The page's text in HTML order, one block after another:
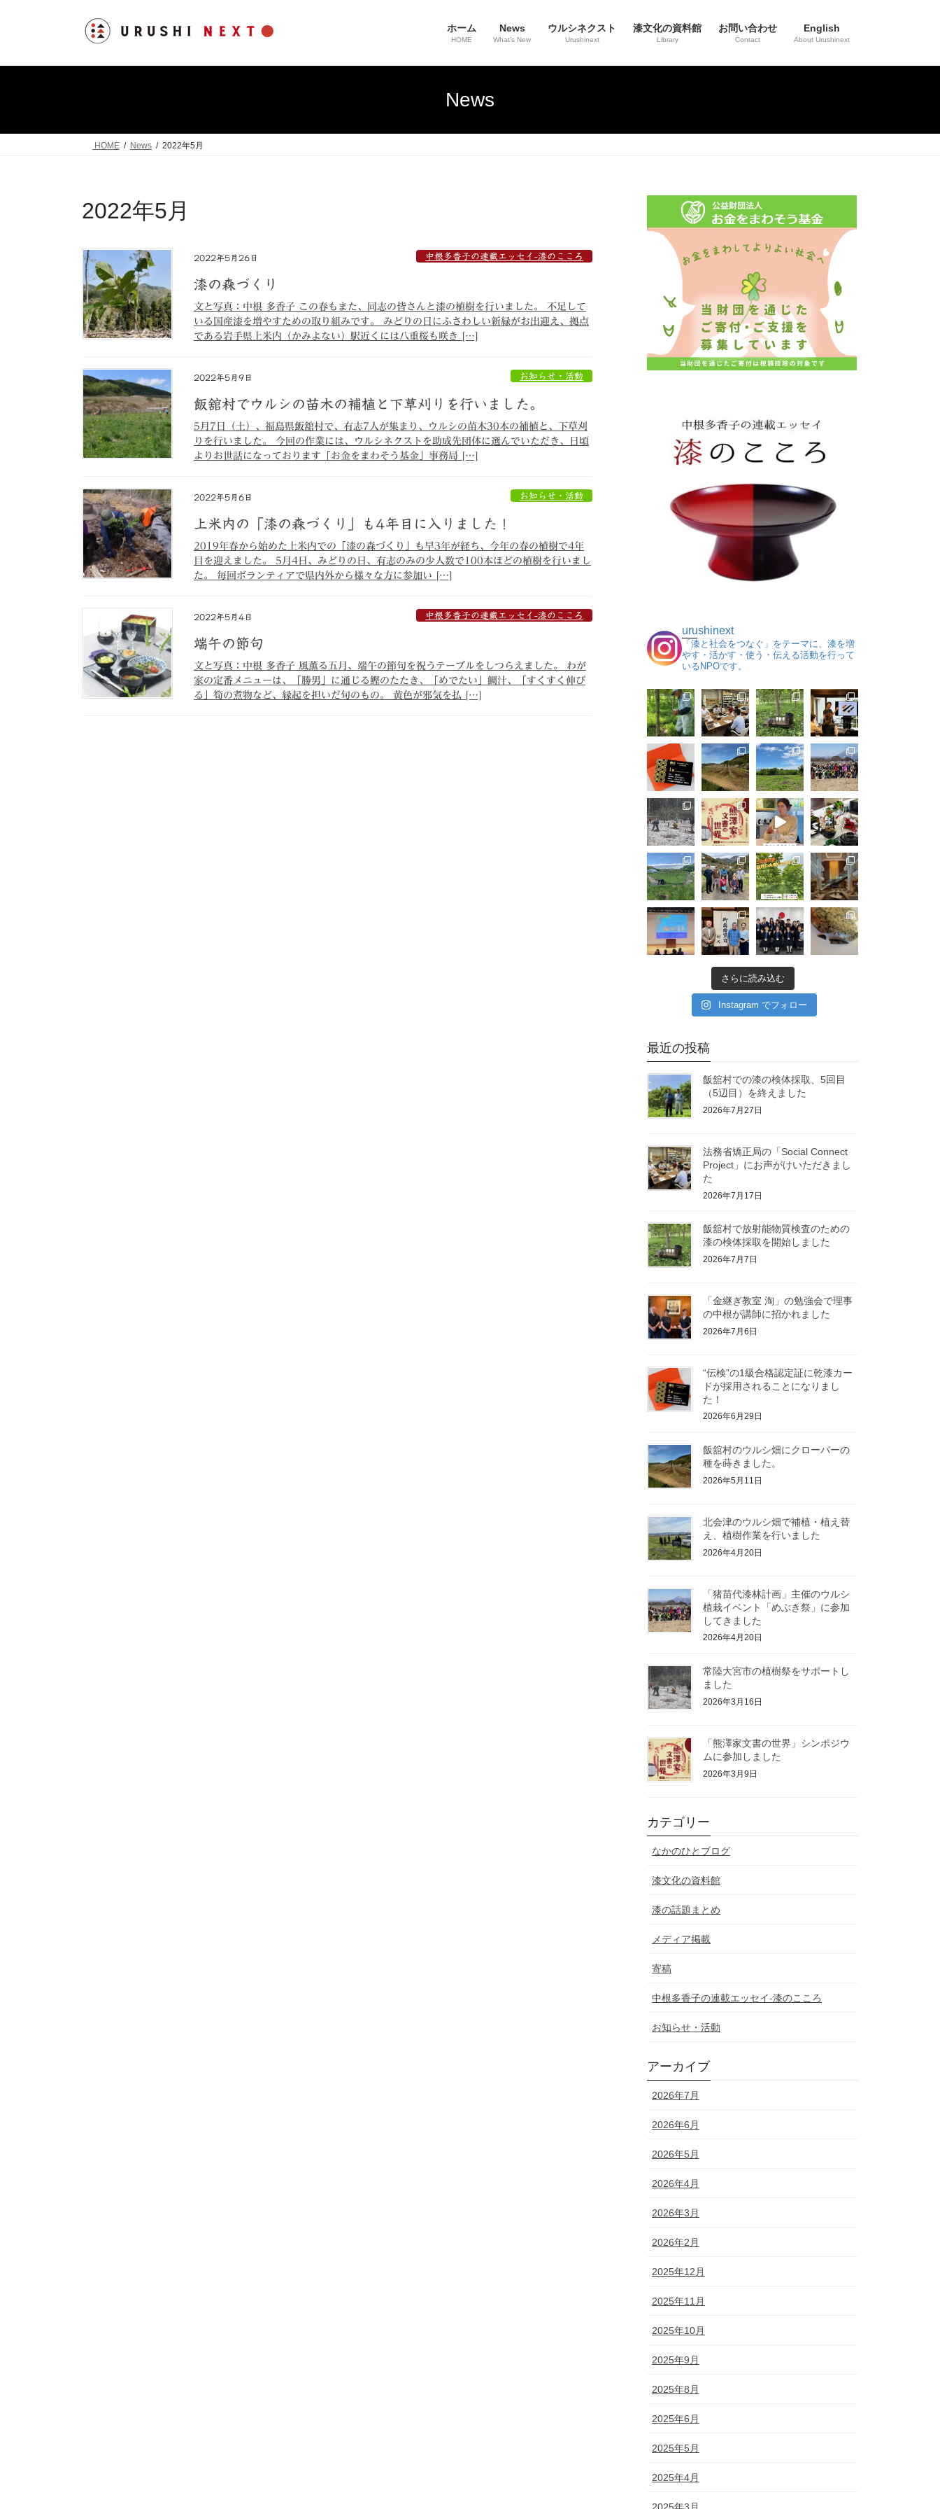
ホーム
HOME
News
What’s New
ウルシネクスト
Urushinext
漆文化の資料館
Library
お問い合わせ
Contact
English
About Urushinext
News
HOME News 2022年5月
2022年5月
2022年5月26日 中根多香子の連載エッセイ-漆のこころ
漆の森づくり
文と写真：中根 多香子 この春もまた、同志の皆さんと漆の植樹を行いました。 不足して
いる国産漆を増やすための取り組みです。 みどりの日にふさわしい新緑がお出迎え、拠点
である岩手県上米内（かみよない）駅近くには八重桜も咲き […]
2022年5月9日 お知らせ・活動
飯舘村でウルシの苗木の補植と下草刈りを行いました。
5月7日（土）、福島県飯舘村で、有志7人が集まり、ウルシの苗木30本の補植と、下草刈
りを行いました。 今回の作業には、ウルシネクストを助成先団体に選んでいただき、日頃
よりお世話になっております「お金をまわそう基金」事務局 […]
2022年5月6日 お知らせ・活動
上米内の「漆の森づくり」も4年目に入りました！
2019年春から始めた上米内での「漆の森づくり」も早3年が経ち、今年の春の植樹で4年
目を迎えました。 5月4日、みどりの日、有志のみの少人数で100本ほどの植樹を行いまし
た。 毎回ボランティアで県内外から様々な方に参加い […]
2022年5月4日 中根多香子の連載エッセイ-漆のこころ
端午の節句
文と写真：中根 多香子 風薫る五月、端午の節句を祝うテーブルをしつらえました。 わが
家の定番メニューは、「勝男」に通じる鰹のたたき、「めでたい」鯛汁、「すくすく伸び
る」筍の煮物など、縁起を担いだ旬のもの。 黄色が邪気を払 […]
urushinext
「漆と社会をつなぐ」をテーマに、漆を増
やす・活かす・使う・伝える活動を行って
いるNPOです。
さらに読み込む
Instagram でフォロー
最近の投稿
飯舘村での漆の検体採取、5回目
（5辺目）を終えました
2026年7月27日
法務省矯正局の「Social Connect
Project」にお声がけいただきまし
た
2026年7月17日
飯舘村で放射能物質検査のための
漆の検体採取を開始しました
2026年7月7日
「金継ぎ教室 淘」の勉強会で理事
の中根が講師に招かれました
2026年7月6日
“伝検”の1級合格認定証に乾漆カー
ドが採用されることになりまし
た！
2026年6月29日
飯舘村のウルシ畑にクローバーの
種を蒔きました。
2026年5月11日
北会津のウルシ畑で補植・植え替
え、植樹作業を行いました
2026年4月20日
「猪苗代漆林計画」主催のウルシ
植栽イベント「めぶき祭」に参加
してきました
2026年4月20日
常陸大宮市の植樹祭をサポートし
ました
2026年3月16日
「熊澤家文書の世界」シンポジウ
ムに参加しました
2026年3月9日
カテゴリー
なかのひとブログ
漆文化の資料館
漆の話題まとめ
メディア掲載
寄稿
中根多香子の連載エッセイ-漆のこころ
お知らせ・活動
アーカイブ
2026年7月
2026年6月
2026年5月
2026年4月
2026年3月
2026年2月
2025年12月
2025年11月
2025年10月
2025年9月
2025年8月
2025年6月
2025年5月
2025年4月